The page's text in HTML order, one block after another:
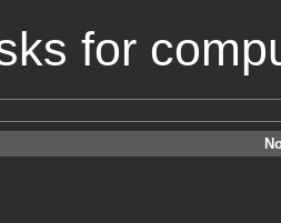
for